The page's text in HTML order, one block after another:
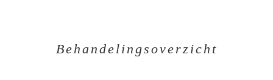
Behandelingsoverzicht